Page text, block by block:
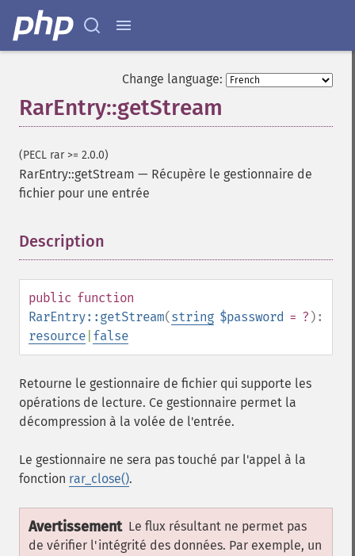
Change language:
RarEntry::getStream
(PECL rar >= 2.0.0)
RarEntry::getStream — Récupère le gestionnaire de
fichier pour une entrée
Description
public function
RarEntry::getStream(string $password = ? ):
resource false
Retourne le gestionnaire de fichier qui supporte les
opérations de lecture. Ce gestionnaire permet la
décompression à la volée de l'entrée.
Le gestionnaire ne sera pas touché par l'appel à la
fonction rar_close().
Avertissement Le flux résultant ne permet pas
de vérifier l'intégrité des données. Par exemple, un